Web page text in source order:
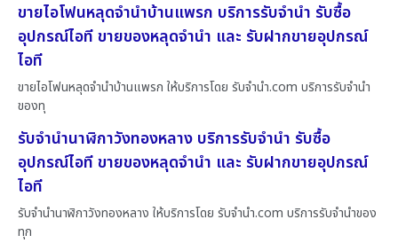
ขายไอโฟนหลุดจำนำบ้านแพรก บริการรับจำนำ รับซื้อ
อุปกรณ์ไอที ขายของหลุดจำนำ และ รับฝากขายอุปกรณ์
ไอที
ขายไอโฟนหลุดจำนำบ้านแพรก ให้บริการโดย รับจํานํา.com บริการรับจำนำ
ของทุ
รับจำนำนาฬิกาวังทองหลาง บริการรับจำนำ รับซื้อ
อุปกรณ์ไอที ขายของหลุดจำนำ และ รับฝากขายอุปกรณ์
ไอที
รับจำนำนาฬิกาวังทองหลาง ให้บริการโดย รับจํานํา.com บริการรับจำนำของ
ทุก